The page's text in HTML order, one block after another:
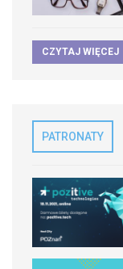
CZYTAJ WIĘCEJ
PATRONATY